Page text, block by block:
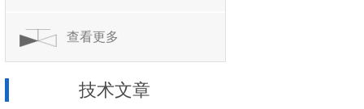
查看更多
技术文章